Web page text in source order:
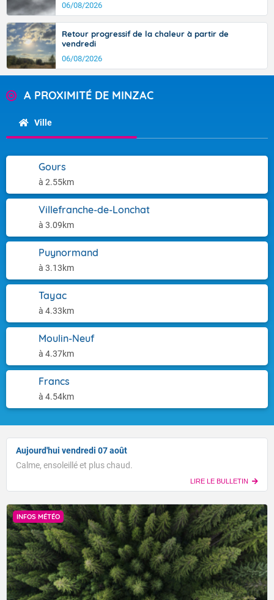
06/08/2026
Retour progressif de la chaleur à partir de
vendredi
06/08/2026
A PROXIMITÉ DE MINZAC
Ville
Gours
à 2.55km
Villefranche-de-Lonchat
à 3.09km
Puynormand
à 3.13km
Tayac
à 4.33km
Moulin-Neuf
à 4.37km
Francs
à 4.54km
Aujourd'hui vendredi 07 août
Calme, ensoleillé et plus chaud.
LIRE LE BULLETIN
INFOS MÉTÉO